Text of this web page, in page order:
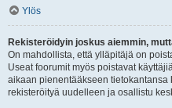
Ylös
Rekisteröidyin joskus aiemmin,
On mahdollista, että ylläpitäjä on
Useat foorumit myös poistavat
aikaan pienentääkseen tietokantansa
rekisteröityä uudelleen ja osallistu